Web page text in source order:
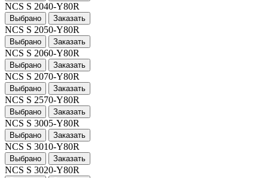
NCS S 2040-Y80R
Выбрано Заказать
NCS S 2050-Y80R
Выбрано Заказать
NCS S 2060-Y80R
Выбрано Заказать
NCS S 2070-Y80R
Выбрано Заказать
NCS S 2570-Y80R
Выбрано Заказать
NCS S 3005-Y80R
Выбрано Заказать
NCS S 3010-Y80R
Выбрано Заказать
NCS S 3020-Y80R